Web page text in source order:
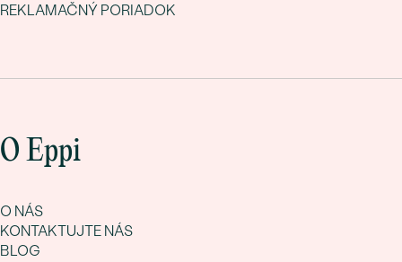
REKLAMAČNÝ PORIADOK
O Eppi
O NÁS
KONTAKTUJTE NÁS
BLOG